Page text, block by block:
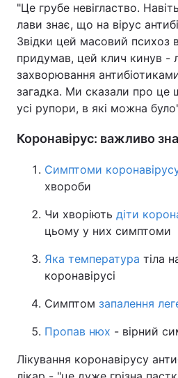
"Це грубе невігластво.
лави знає, що на вірус
Звідки цей масовий психоз
придумав, цей клич кинув -
захворювання
загадка. Ми сказали про це
усі рупори, в які можна
Коронавірус: важливо
Симптоми
хвороби
Чи хворіють діти
цьому у них симптоми
Яка температура тіла
коронавірусі
Симптом запалення
Пропав нюх - вірний
Лікування коронавірусу